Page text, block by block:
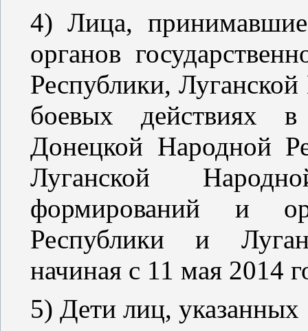
4) Лица,
органов
Республики,
боевых действиях
Донецкой Народной
Луганской
формирований и
Республики и
начиная с 11 мая 2014
5) Дети лиц,